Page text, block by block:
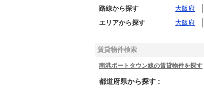
路線から探す 大阪府
エリアから探す
大阪府
賃貸物件検索
南港ポートタウン線の賃貸物件を探す
都道府県から探す :